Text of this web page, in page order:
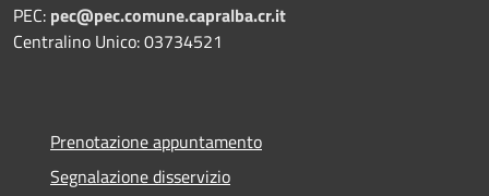
PEC: pec@pec.comune.capralba.cr.it
Centralino Unico: 03734521
Prenotazione appuntamento
Segnalazione disservizio